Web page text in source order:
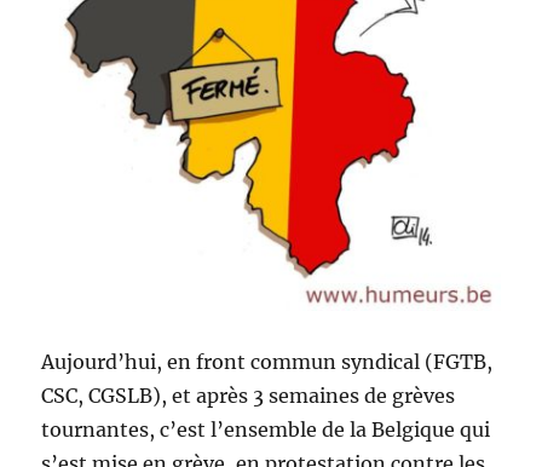
Aujourd’hui, en front commun syndical (FGTB,
CSC, CGSLB), et après 3 semaines de grèves
tournantes, c’est l’ensemble de la Belgique qui